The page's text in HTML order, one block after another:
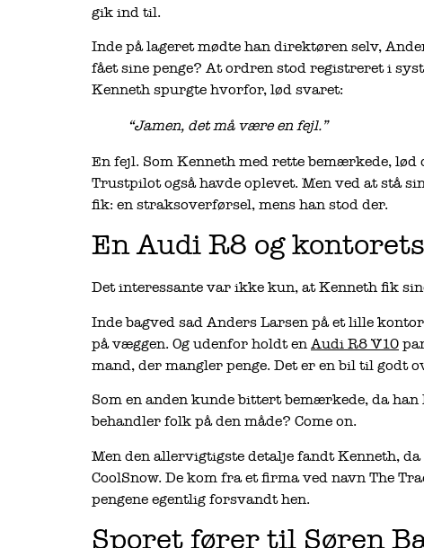
gik ind til.
Inde på lageret mødte han direktøren selv,
fået sine penge? At ordren stod registreret i
Kenneth spurgte hvorfor, lød svaret:
“Jamen, det må være en fejl.”
En fejl. Som Kenneth med rette bemærkede, lød
Trustpilot også havde oplevet. Men ved at stå
fik: en straksoverførsel, mens han stod der.
En Audi R8 og
Det interessante var ikke kun, at Kenneth fik
Inde bagved sad Anders Larsen på et lille
på væggen. Og udenfor holdt en Audi R8 V10
mand, der mangler penge. Det er en bil til godt
Som en anden kunde bittert bemærkede, da
behandler folk på den måde? Come on.
Men den allervigtigste detalje fandt Kenneth,
CoolSnow. De kom fra et firma ved navn The
pengene egentlig forsvandt hen.
Sporet fører til Søren